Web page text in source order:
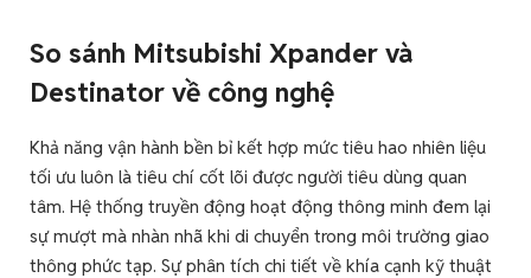
So sánh Mitsubishi Xpander và
Destinator về công nghệ
Khả năng vận hành bền bỉ kết hợp mức tiêu hao nhiên liệu
tối ưu luôn là tiêu chí cốt lõi được người tiêu dùng quan
tâm. Hệ thống truyền động hoạt động thông minh đem lại
sự mượt mà nhàn nhã khi di chuyển trong môi trường giao
thông phức tạp. Sự phân tích chi tiết về khía cạnh kỹ thuật